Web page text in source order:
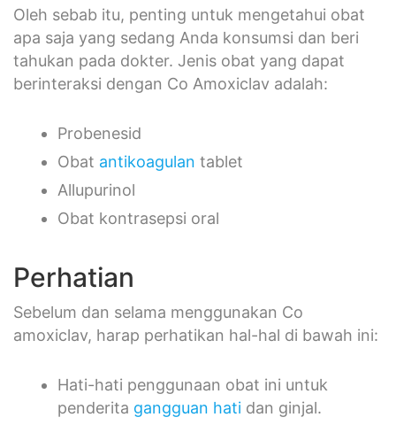
Oleh sebab itu, penting untuk mengetahui obat
apa saja yang sedang Anda konsumsi dan beri
tahukan pada dokter. Jenis obat yang dapat
berinteraksi dengan Co Amoxiclav adalah:
Probenesid
Obat antikoagulan tablet
Allupurinol
Obat kontrasepsi oral
Perhatian
Sebelum dan selama menggunakan Co
amoxiclav, harap perhatikan hal-hal di bawah ini:
Hati-hati penggunaan obat ini untuk
penderita gangguan hati dan ginjal.